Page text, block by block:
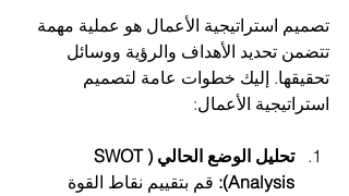
تصميم استراتيجية الأعمال هو عملية مهمة
تتضمن تحديد الأهداف والرؤية ووسائل
تحقيقها. إليك خطوات عامة لتصميم
استراتيجية الأعمال:
تحليل الوضع الحالي (SWOT
Analysis):
قم بتقييم نقاط القوة